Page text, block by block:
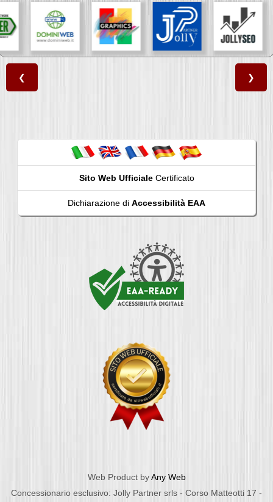
❮ ❯
Sito Web UfficialeCertificato
Dichiarazione di Accessibilità EAA
Web Product byAny Web
Concessionario esclusivo: Jolly Partner srls - Corso Matteotti 17 -